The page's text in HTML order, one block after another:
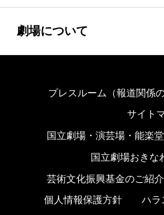
劇場について
プレスルーム（報道関係の
サイト
国立劇場・演芸場・能楽
国立劇場おきな
芸術文化振興基金のご紹介
個人情報保護方針
ハラ